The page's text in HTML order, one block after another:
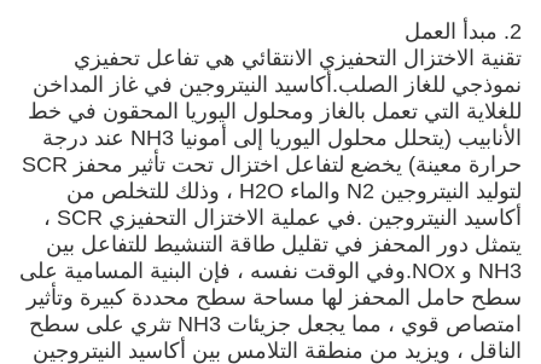
2. مبدأ العمل
تقنية الاختزال التحفيزي الانتقائي هي تفاعل تحفيزي
نموذجي للغاز الصلب.أكاسيد النيتروجين في غاز المداخن
للغلاية التي تعمل بالغاز ومحلول اليوريا المحقون في خط
الأنابيب (يتحلل محلول اليوريا إلى أمونيا NH3 عند درجة
حرارة معينة) يخضع لتفاعل اختزال تحت تأثير محفز SCR
لتوليد النيتروجين N2 والماء H2O ، وذلك للتخلص من
أكاسيد النيتروجين .في عملية الاختزال التحفيزي SCR ،
يتمثل دور المحفز في تقليل طاقة التنشيط للتفاعل بين
NH3 و NOx.وفي الوقت نفسه ، فإن البنية المسامية على
سطح حامل المحفز لها مساحة سطح محددة كبيرة وتأثير
امتصاص قوي ، مما يجعل جزيئات NH3 تثري على سطح
الناقل ، ويزيد من منطقة التلامس بين أكاسيد النيتروجين